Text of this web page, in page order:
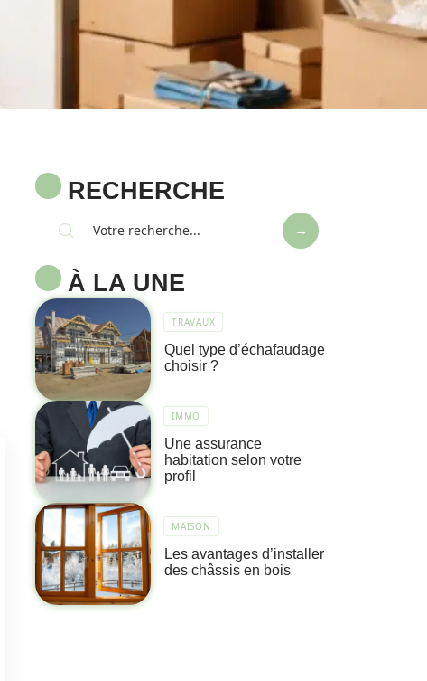
RECHERCHE
À LA UNE
TRAVAUX
Quel type d’échafaudage
choisir ?
IMMO
Une assurance
habitation selon votre
profil
MAISON
Les avantages d’installer
des châssis en bois